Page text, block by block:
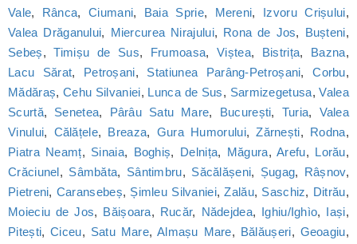
Vale, Rânca,Ciumani, Baia Sprie, Mereni, Izvoru Crișului,
Valea Drăganului, Miercurea Nirajului, Rona de Jos, Bușteni,
Sebeș,Timișu de Sus, Frumoasa,Viștea, Bistrița, Bazna,
Lacu Sărat, Petroșani, Statiunea Parâng-Petroșani,Corbu,
Mădăraș,Cehu Silvaniei, Lunca de Sus, Sarmizegetusa,Valea
Scurtă, Senetea, Pârâu Satu Mare, București, Turia, Valea
Vinului, Călățele, Breaza, Gura Humorului,Zărnești, Rodna,
Piatra Neamț, Sinaia, Boghiș, Delnița, Măgura,Arefu, Lorău,
Crăciunel, Sâmbăta, Sântimbru, Săcălășeni, Șugag, Râșnov,
Pietreni, Caransebeș, Șimleu Silvaniei,Zalău, Saschiz, Ditrău,
Moieciu de Jos, Băișoara, Rucăr, Nădejdea, Ighiu/Ighìo, Iași,
Pitești,Ciceu, Satu Mare, Almașu Mare, Bălăușeri, Geoagiu,